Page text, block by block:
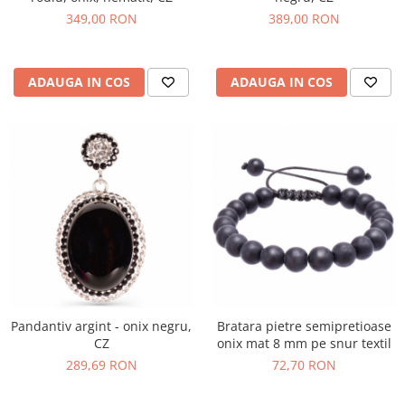
349,00 RON
ADAUGA IN COS
389,00 RON
ADAUGA IN COS
Pandantiv argint - onix negru,
CZ
289,69 RON
Bratara pietre semipretioase
onix mat 8 mm pe snur textil
72,70 RON